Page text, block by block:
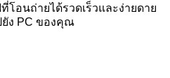
อนถ่ายได้รวดเร็วและง่ายดาย
ยัง PC ของคุณ